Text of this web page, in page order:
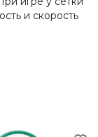
и скорость